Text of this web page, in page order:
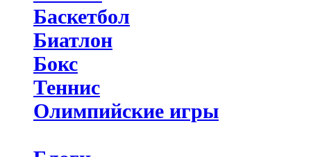
Баскетбол
Биатлон
Бокс
Теннис
Олимпийские игры